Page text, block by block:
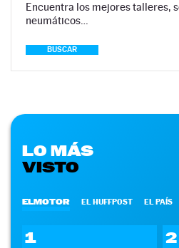
Encuentra los mejores talleres,
neumáticos…
BUSCAR
LO MÁS
VISTO
ELMOTOR EL HUFFPOST EL PAÍS
1 2